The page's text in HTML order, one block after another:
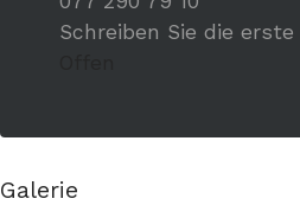
Schreiben Sie die
Galerie